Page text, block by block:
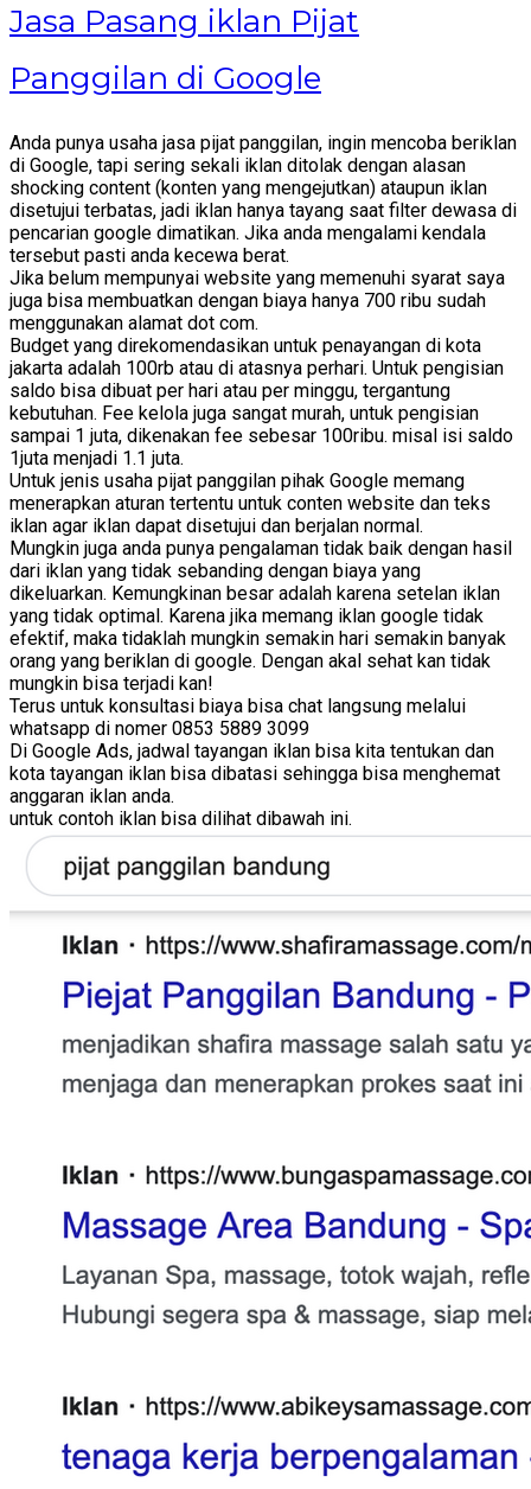
Jasa Pasang iklan Pijat
Panggilan di Google
Anda punya usaha jasa pijat panggilan, ingin mencoba beriklan
di Google, tapi sering sekali iklan ditolak dengan alasan
shocking content (konten yang mengejutkan) ataupun iklan
disetujui terbatas, jadi iklan hanya tayang saat filter dewasa di
pencarian google dimatikan. Jika anda mengalami kendala
tersebut pasti anda kecewa berat.
Jika belum mempunyai website yang memenuhi syarat saya
juga bisa membuatkan dengan biaya hanya 700 ribu sudah
menggunakan alamat dot com.
Budget yang direkomendasikan untuk penayangan di kota
jakarta adalah 100rb atau di atasnya perhari. Untuk pengisian
saldo bisa dibuat per hari atau per minggu, tergantung
kebutuhan. Fee kelola juga sangat murah, untuk pengisian
sampai 1 juta, dikenakan fee sebesar 100ribu. misal isi saldo
1juta menjadi 1.1 juta.
Untuk jenis usaha pijat panggilan pihak Google memang
menerapkan aturan tertentu untuk conten website dan teks
iklan agar iklan dapat disetujui dan berjalan normal.
Mungkin juga anda punya pengalaman tidak baik dengan hasil
dari iklan yang tidak sebanding dengan biaya yang
dikeluarkan. Kemungkinan besar adalah karena setelan iklan
yang tidak optimal. Karena jika memang iklan google tidak
efektif, maka tidaklah mungkin semakin hari semakin banyak
orang yang beriklan di google. Dengan akal sehat kan tidak
mungkin bisa terjadi kan!
Terus untuk konsultasi biaya bisa chat langsung melalui
whatsapp di nomer 0853 5889 3099
Di Google Ads, jadwal tayangan iklan bisa kita tentukan dan
kota tayangan iklan bisa dibatasi sehingga bisa menghemat
anggaran iklan anda.
untuk contoh iklan bisa dilihat dibawah ini.